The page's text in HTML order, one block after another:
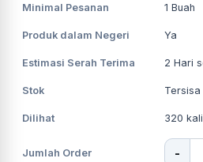
Minimal Pesanan 1 Buah
Produk dalam Negeri Ya
Estimasi Serah Terima 2 Hari
Stok Tersisa
Dilihat 320 kali
Jumlah Order -